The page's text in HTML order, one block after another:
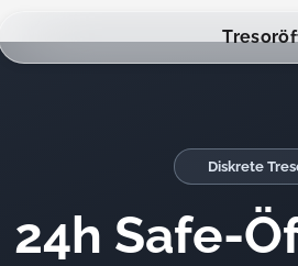
Diskrete
24h Safe-